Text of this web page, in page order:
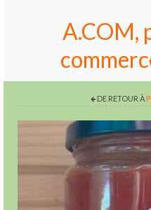
A.COM,
DE RETOUR À